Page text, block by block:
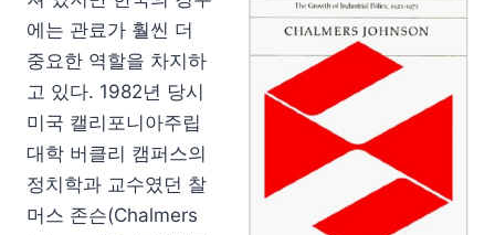
에는 관료가 훨씬 더
중요한 역할을 차지하
고 있다. 1982년 당시
미국 캘리포니아주립
대학 버클리 캠퍼스의
정치학과 교수였던 찰
머스 존슨(Chalmers